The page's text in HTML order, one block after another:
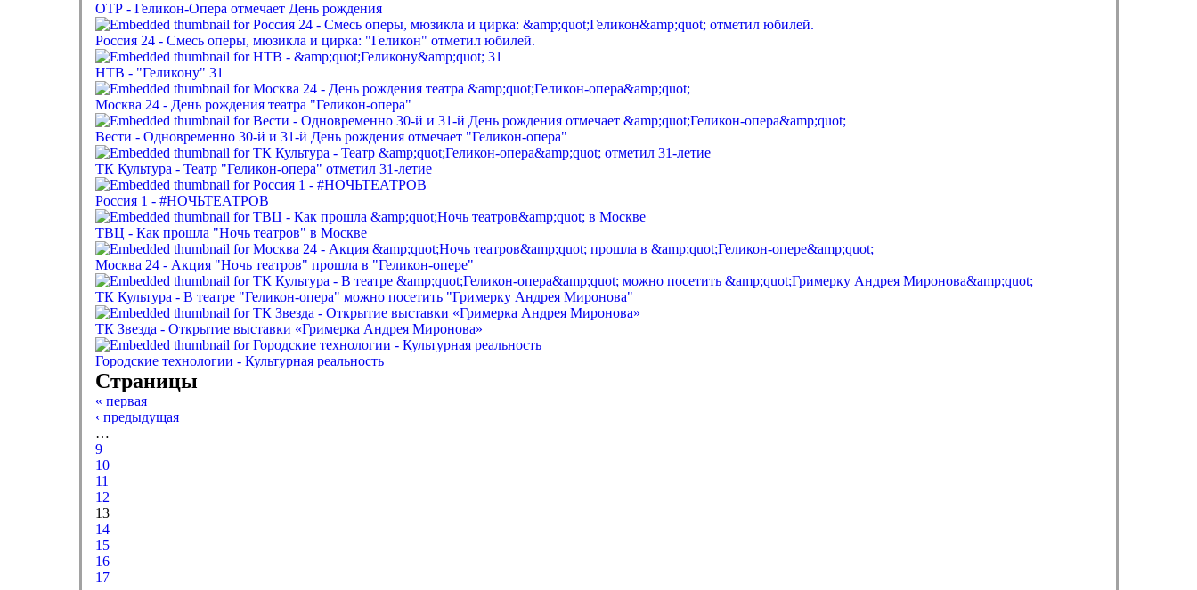
ОТР - Геликон-Опера отмечает День рождения
Россия 24 - Смесь оперы, мюзикла и цирка: "Геликон" отметил юбилей.
НТВ - "Геликону" 31
Москва 24 - День рождения театра "Геликон-опера"
Вести - Одновременно 30-й и 31-й День рождения отмечает "Геликон-опера"
ТК Культура - Театр "Геликон-опера" отметил 31-летие
Россия 1 - #НОЧЬТЕАТРОВ
ТВЦ - Как прошла "Ночь театров" в Москве
Москва 24 - Акция "Ночь театров" прошла в "Геликон-опере"
ТК Культура - В театре "Геликон-опера" можно посетить "Гримерку Андрея Миронова"
ТК Звезда - Открытие выставки «Гримерка Андрея Миронова»
Городские технологии - Культурная реальность
Страницы
« первая
‹ предыдущая
…
9
10
11
12
13
14
15
16
17